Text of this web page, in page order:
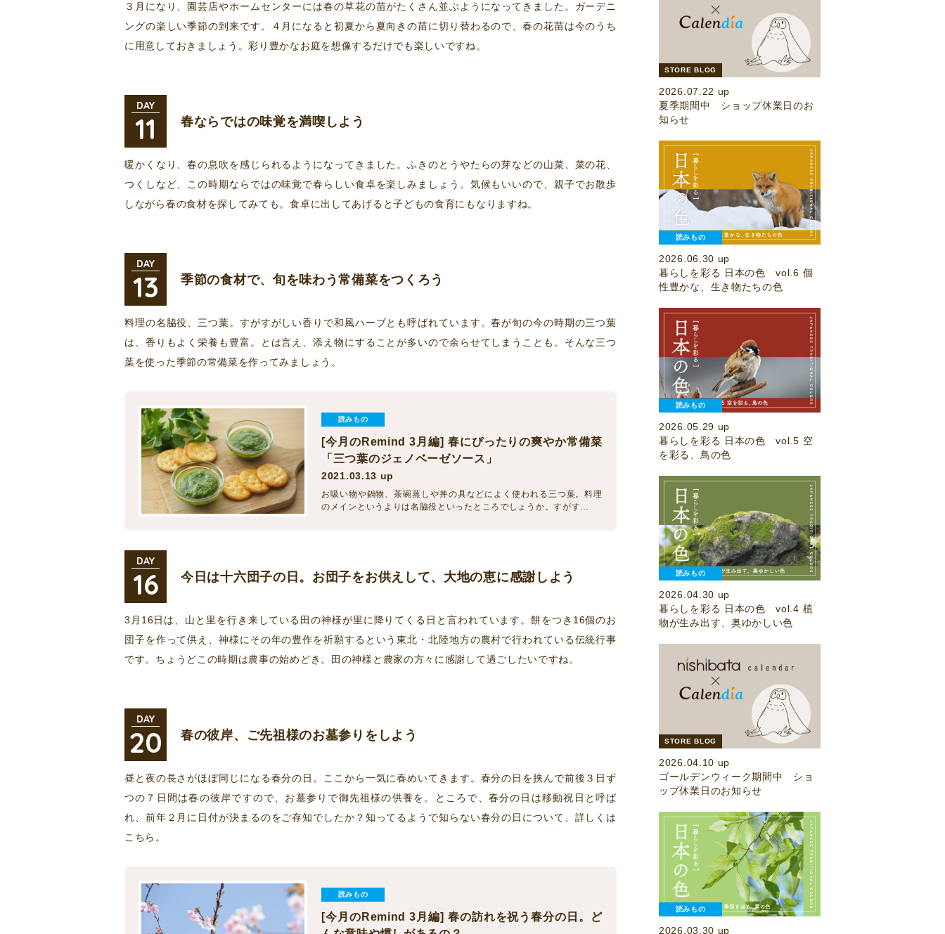
３月になり、園芸店やホームセンターには春の草花の苗がたくさん並ぶようになってきました。ガーデニ
ングの楽しい季節の到来です。４月になると初夏から夏向きの苗に切り替わるので、春の花苗は今のうち
に用意しておきましょう。彩り豊かなお庭を想像するだけでも楽しいですね。
DAY
11 春ならではの味覚を満喫しよう
暖かくなり、春の息吹を感じられるようになってきました。ふきのとうやたらの芽などの山菜、菜の花、
つくしなど、この時期ならではの味覚で春らしい食卓を楽しみましょう。気候もいいので、親子でお散歩
しながら春の食材を探してみても。食卓に出してあげると子どもの食育にもなりますね。
DAY
13 季節の食材で、旬を味わう常備菜をつくろう
料理の名脇役、三つ葉。すがすがしい香りで和風ハーブとも呼ばれています。春が旬の今の時期の三つ葉
は、香りもよく栄養も豊富。とは言え、添え物にすることが多いので余らせてしまうことも。そんな三つ
葉を使った季節の常備菜を作ってみましょう。
読みもの
[今月のRemind 3月編] 春にぴったりの爽やか常備菜
「三つ葉のジェノベーゼソース」
2021.03.13 up
お吸い物や鍋物、茶碗蒸しや丼の具などによく使われる三つ葉。料理
のメインというよりは名脇役といったところでしょうか。すがす…
DAY
16 今日は十六団子の日。お団子をお供えして、大地の恵に感謝しよう
3月16日は、山と里を行き来している田の神様が里に降りてくる日と言われています。餅をつき16個のお
団子を作って供え、神様にその年の豊作を祈願するという東北・北陸地方の農村で行われている伝統行事
です。ちょうどこの時期は農事の始めどき。田の神様と農家の方々に感謝して過ごしたいですね。
DAY
20 春の彼岸、ご先祖様のお墓参りをしよう
昼と夜の長さがほぼ同じになる春分の日。ここから一気に春めいてきます。春分の日を挟んで前後３日ず
つの７日間は春の彼岸ですので、お墓参りで御先祖様の供養を。ところで、春分の日は移動祝日と呼ば
れ、前年２月に日付が決まるのをご存知でしたか？知ってるようで知らない春分の日について、詳しくは
こちら。
読みもの
[今月のRemind 3月編] 春の訪れを祝う春分の日。ど
STORE BLOG
2026.07.22 up
夏季期間中 ショップ休業日のお
知らせ
読みもの
2026.06.30 up
暮らしを彩る 日本の色 vol.6 個
性豊かな、生き物たちの色
読みもの
2026.05.29 up
暮らしを彩る 日本の色 vol.5 空
を彩る、鳥の色
読みもの
2026.04.30 up
暮らしを彩る 日本の色 vol.4 植
物が生み出す、奥ゆかしい色
STORE BLOG
2026.04.10 up
ゴールデンウィーク期間中 ショ
ップ休業日のお知らせ
読みもの
2026.03.30 up